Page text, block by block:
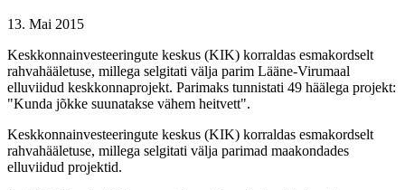
13. Mai 2015
Keskkonnainvesteeringute keskus (KIK) korraldas esmakordselt
rahvahääletuse, millega selgitati välja parim Lääne-Virumaal
elluviidud keskkonnaprojekt. Parimaks tunnistati 49 häälega projekt:
"Kunda jõkke suunatakse vähem heitvett".
Keskkonnainvesteeringute keskus (KIK) korraldas esmakordselt
rahvahääletuse, millega selgitati välja parimad maakondades
elluviidud projektid.